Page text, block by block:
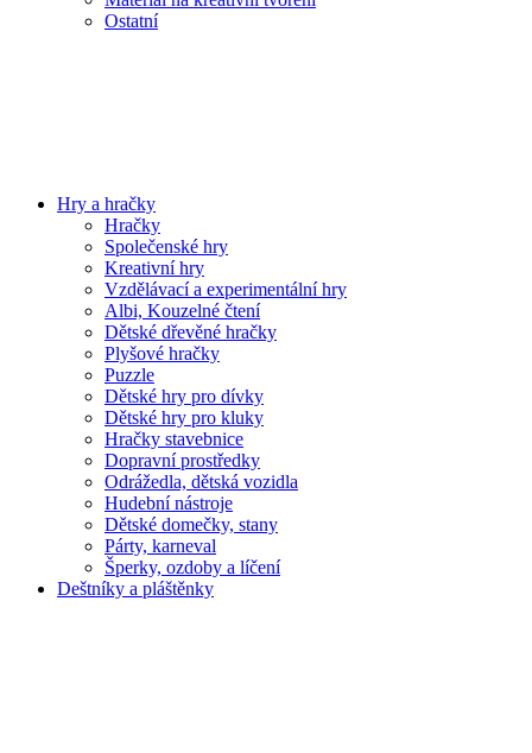
Ostatní
Hry a hračky
Hračky
Společenské hry
Kreativní hry
Vzdělávací a experimentální hry
Albi, Kouzelné čtení
Dětské dřevěné hračky
Plyšové hračky
Puzzle
Dětské hry pro dívky
Dětské hry pro kluky
Hračky stavebnice
Dopravní prostředky
Odrážedla, dětská vozidla
Hudební nástroje
Dětské domečky, stany
Párty, karneval
Šperky, ozdoby a líčení
Deštníky a pláštěnky